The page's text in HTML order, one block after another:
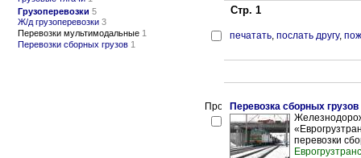
Грузоперевозки 5
Ж/д грузоперевозки 3
Перевозки мультимодальные 1
Перевозки сборных грузов 1
Стр. 1
печатать, послать другу,
Перевозка сборных грузов
перевозки
Еврогрузтранс